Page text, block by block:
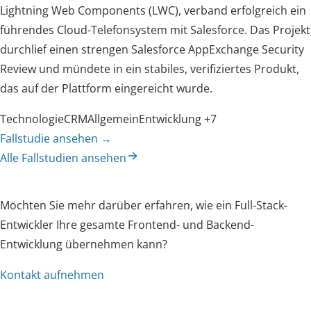
Lightning Web Components (LWC), verband erfolgreich ein
führendes Cloud-Telefonsystem mit Salesforce. Das Projekt
durchlief einen strengen Salesforce AppExchange Security
Review und mündete in ein stabiles, verifiziertes Produkt,
das auf der Plattform eingereicht wurde.
TechnologieCRMAllgemeinEntwicklung+7
Fallstudie ansehen →
Alle Fallstudien ansehen
Möchten Sie mehr darüber erfahren, wie ein Full-Stack-
Entwickler Ihre gesamte Frontend- und Backend-
Entwicklung übernehmen kann?
Kontakt aufnehmen